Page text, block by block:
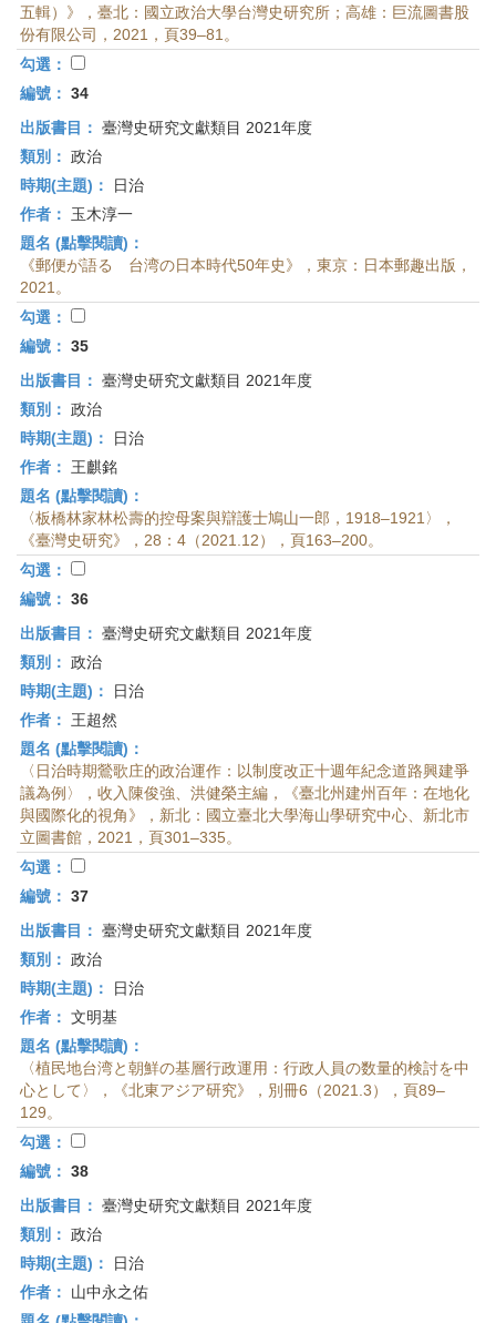
五輯）》，臺北：國立政治大學台灣史研究所；高雄：巨流圖書股
份有限公司，2021，頁39–81。
勾選：
編號： 34
出版書目： 臺灣史研究文獻類目 2021年度
類別： 政治
時期(主題)：
日治
作者：
玉木淳一
題名 (點擊閱讀)：
《郵便が語る 台湾の日本時代50年史》，東京：日本郵趣出版，
2021。
勾選：
編號： 35
出版書目： 臺灣史研究文獻類目 2021年度
類別： 政治
時期(主題)：
日治
作者：
王麒銘
題名 (點擊閱讀)：
〈板橋林家林松壽的控母案與辯護士鳩山一郎，1918–1921〉，
《臺灣史研究》，28：4（2021.12），頁163–200。
勾選：
編號： 36
出版書目： 臺灣史研究文獻類目 2021年度
類別： 政治
時期(主題)：
日治
作者：
王超然
題名 (點擊閱讀)：
〈日治時期鶯歌庄的政治運作：以制度改正十週年紀念道路興建爭
議為例〉，收入陳俊強、洪健榮主編，《臺北州建州百年：在地化
與國際化的視角》，新北：國立臺北大學海山學研究中心、新北市
立圖書館，2021，頁301–335。
勾選：
編號： 37
出版書目： 臺灣史研究文獻類目 2021年度
類別： 政治
時期(主題)：
日治
作者： 文明基
題名 (點擊閱讀)：
〈植民地台湾と朝鮮の基層行政運用：行政人員の数量的検討を中
心として〉，《北東アジア研究》，別冊6（2021.3），頁89–
129。
勾選：
編號： 38
出版書目： 臺灣史研究文獻類目 2021年度
類別： 政治
時期(主題)：
日治
作者：
山中永之佑